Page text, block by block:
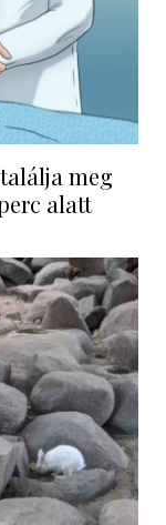
meg
alatt